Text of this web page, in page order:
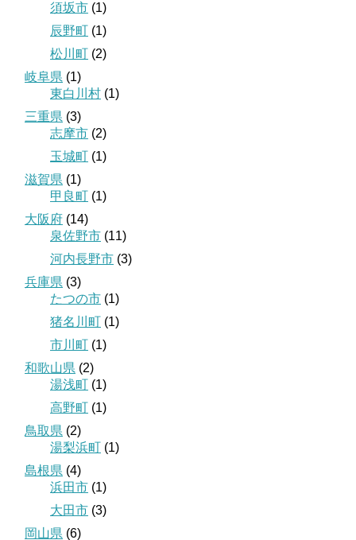
須坂市 (1)
辰野町 (1)
松川町 (2)
岐阜県 (1)
東白川村 (1)
三重県 (3)
志摩市 (2)
玉城町 (1)
滋賀県 (1)
甲良町 (1)
大阪府 (14)
泉佐野市 (11)
河内長野市 (3)
兵庫県 (3)
たつの市 (1)
猪名川町 (1)
市川町 (1)
和歌山県 (2)
湯浅町 (1)
高野町 (1)
鳥取県 (2)
湯梨浜町 (1)
島根県 (4)
浜田市 (1)
大田市 (3)
岡山県 (6)